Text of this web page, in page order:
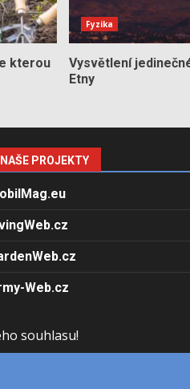
kterou
Fyzika
Vysvětlení
Etny
NAŠE PROJEKTY
Web.cz
souhlasu!